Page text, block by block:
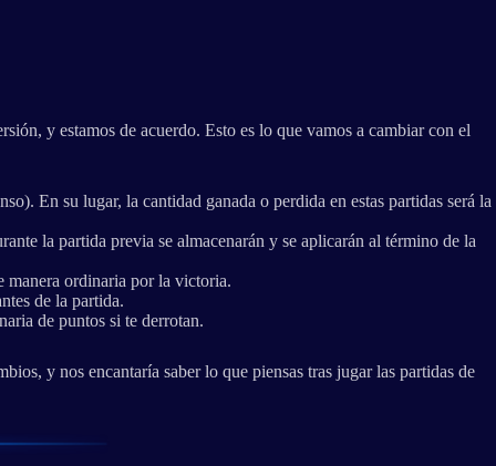
y estamos de acuerdo. Esto es lo que vamos a cambiar con el
En su lugar, la cantidad ganada o perdida en estas partidas será la
la partida previa se almacenarán y se aplicarán al término de la
manera ordinaria por la victoria.
de la partida.
de puntos si te derrotan.
y nos encantaría saber lo que piensas tras jugar las partidas de